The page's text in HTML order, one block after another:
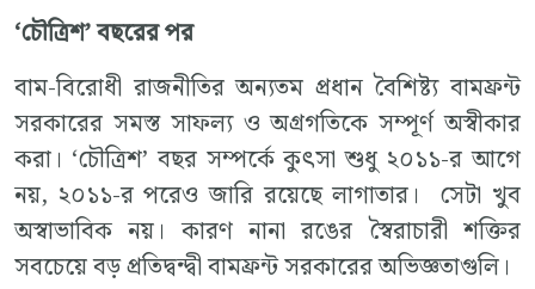
‘চৌত্রিশ’ বছরের পর
বাম-বিরোধী রাজনীতির অন্যতম প্রধান বৈশিষ্ট্য বামফ্রন্ট
সরকারের সমস্ত সাফল্য ও অগ্রগতিকে সম্পূর্ণ অস্বীকার
করা। ‘চৌত্রিশ’ বছর সম্পর্কে কুৎসা শুধু ২০১১-র আগে
নয়, ২০১১-র পরেও জারি রয়েছে লাগাতার। সেটা খুব
অস্বাভাবিক নয়। কারণ নানা রঙের স্বৈরাচারী শক্তির
সবচেয়ে বড় প্রতিদ্বন্দ্বী বামফ্রন্ট সরকারের অভিজ্ঞতাগুলি।